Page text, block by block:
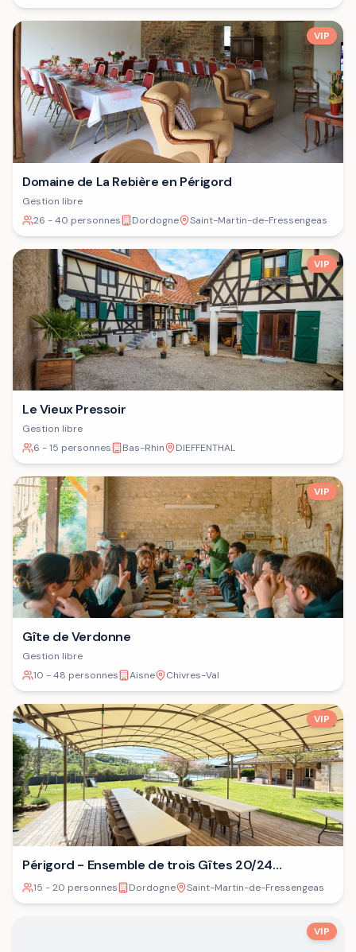
VIP
Domaine de La Rebière en Périgord
Gestion libre
26 - 40 personnes
Dordogne Saint-Martin-de-Fressengeas
VIP
Le Vieux Pressoir
Gestion libre
6 - 15 personnes
Bas-Rhin DIEFFENTHAL
VIP
Gîte de Verdonne
Gestion libre
10 - 48 personnes
Aisne Chivres-Val
VIP
Périgord - Ensemble de trois Gîtes 20/24
personnes⁷
15 - 20 personnes Dordogne Saint-Martin-de-Fressengeas
VIP